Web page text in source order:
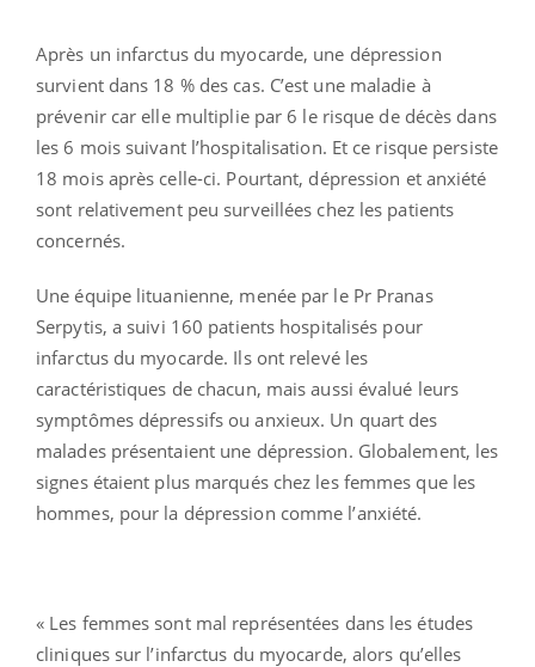
Après un infarctus du myocarde, une dépression
survient dans 18 % des cas. C’est une maladie à
prévenir car elle multiplie par 6 le risque de décès dans
les 6 mois suivant l’hospitalisation. Et ce risque persiste
18 mois après celle-ci. Pourtant, dépression et anxiété
sont relativement peu surveillées chez les patients
concernés.
Une équipe lituanienne, menée par le Pr Pranas
Serpytis, a suivi 160 patients hospitalisés pour
infarctus du myocarde. Ils ont relevé les
caractéristiques de chacun, mais aussi évalué leurs
symptômes dépressifs ou anxieux. Un quart des
malades présentaient une dépression. Globalement, les
signes étaient plus marqués chez les femmes que les
hommes, pour la dépression comme l’anxiété.
« Les femmes sont mal représentées dans les études
cliniques sur l’infarctus du myocarde, alors qu’elles